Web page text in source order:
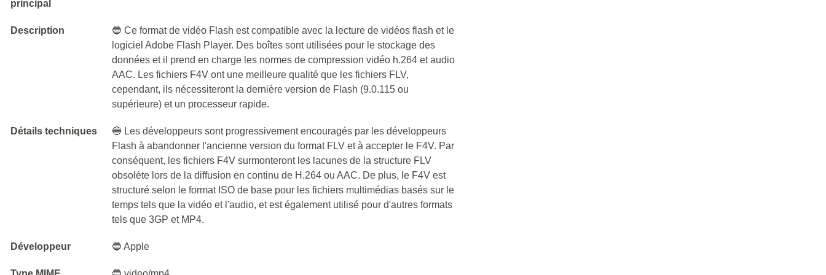
principal
Description
🔵 Ce format de vidéo Flash est compatible avec la lecture de vidéos flash et le
logiciel Adobe Flash Player. Des boîtes sont utilisées pour le stockage des
données et il prend en charge les normes de compression vidéo h.264 et audio
AAC. Les fichiers F4V ont une meilleure qualité que les fichiers FLV,
cependant, ils nécessiteront la dernière version de Flash (9.0.115 ou
supérieure) et un processeur rapide.
Détails techniques
🔵 Les développeurs sont progressivement encouragés par les développeurs
Flash à abandonner l'ancienne version du format FLV et à accepter le F4V. Par
conséquent, les fichiers F4V surmonteront les lacunes de la structure FLV
obsolète lors de la diffusion en continu de H.264 ou AAC. De plus, le F4V est
structuré selon le format ISO de base pour les fichiers multimédias basés sur le
temps tels que la vidéo et l'audio, et est également utilisé pour d'autres formats
tels que 3GP et MP4.
Développeur 🔵 Apple